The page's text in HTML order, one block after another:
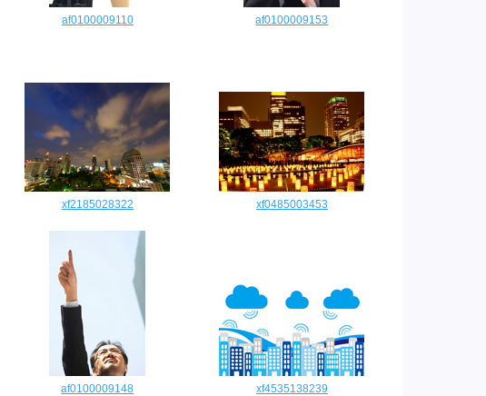
af0100009110 af0100009153
xf2185028322 xf0485003453
af0100009148 xf4535138239